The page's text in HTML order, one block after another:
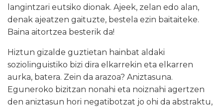
langintzari eutsiko dionak. Ajeek, zelan edo alan,
denak ajeatzen gaituzte, bestela ezin baitaiteke.
Baina aitortzea besterik da!
Hiztun gizalde guztietan hainbat aldaki
soziolinguistiko bizi dira elkarrekin eta elkarren
aurka, batera. Zein da arazoa? Aniztasuna.
Eguneroko bizitzan nonahi eta noiznahi agertzen
den aniztasun hori negatibotzat jo ohi da abstraktu,